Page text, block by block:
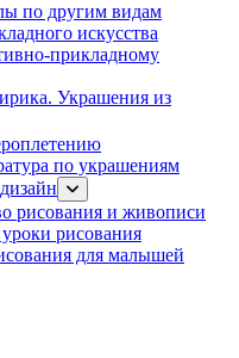
по другим видам
искусства
прикладному
Украшения из
по украшениям
рисования и живописи
рисования
для малышей